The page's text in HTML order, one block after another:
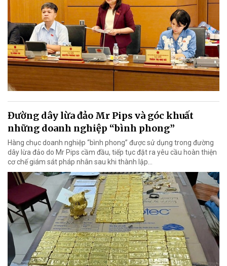
Đường dây lừa đảo Mr Pips và góc khuất
những doanh nghiệp “bình phong”
Hàng chục doanh nghiệp “bình phong” được sử dụng trong đường
dây lừa đảo do Mr Pips cầm đầu, tiếp tục đặt ra yêu cầu hoàn thiện
cơ chế giám sát pháp nhân sau khi thành lập…